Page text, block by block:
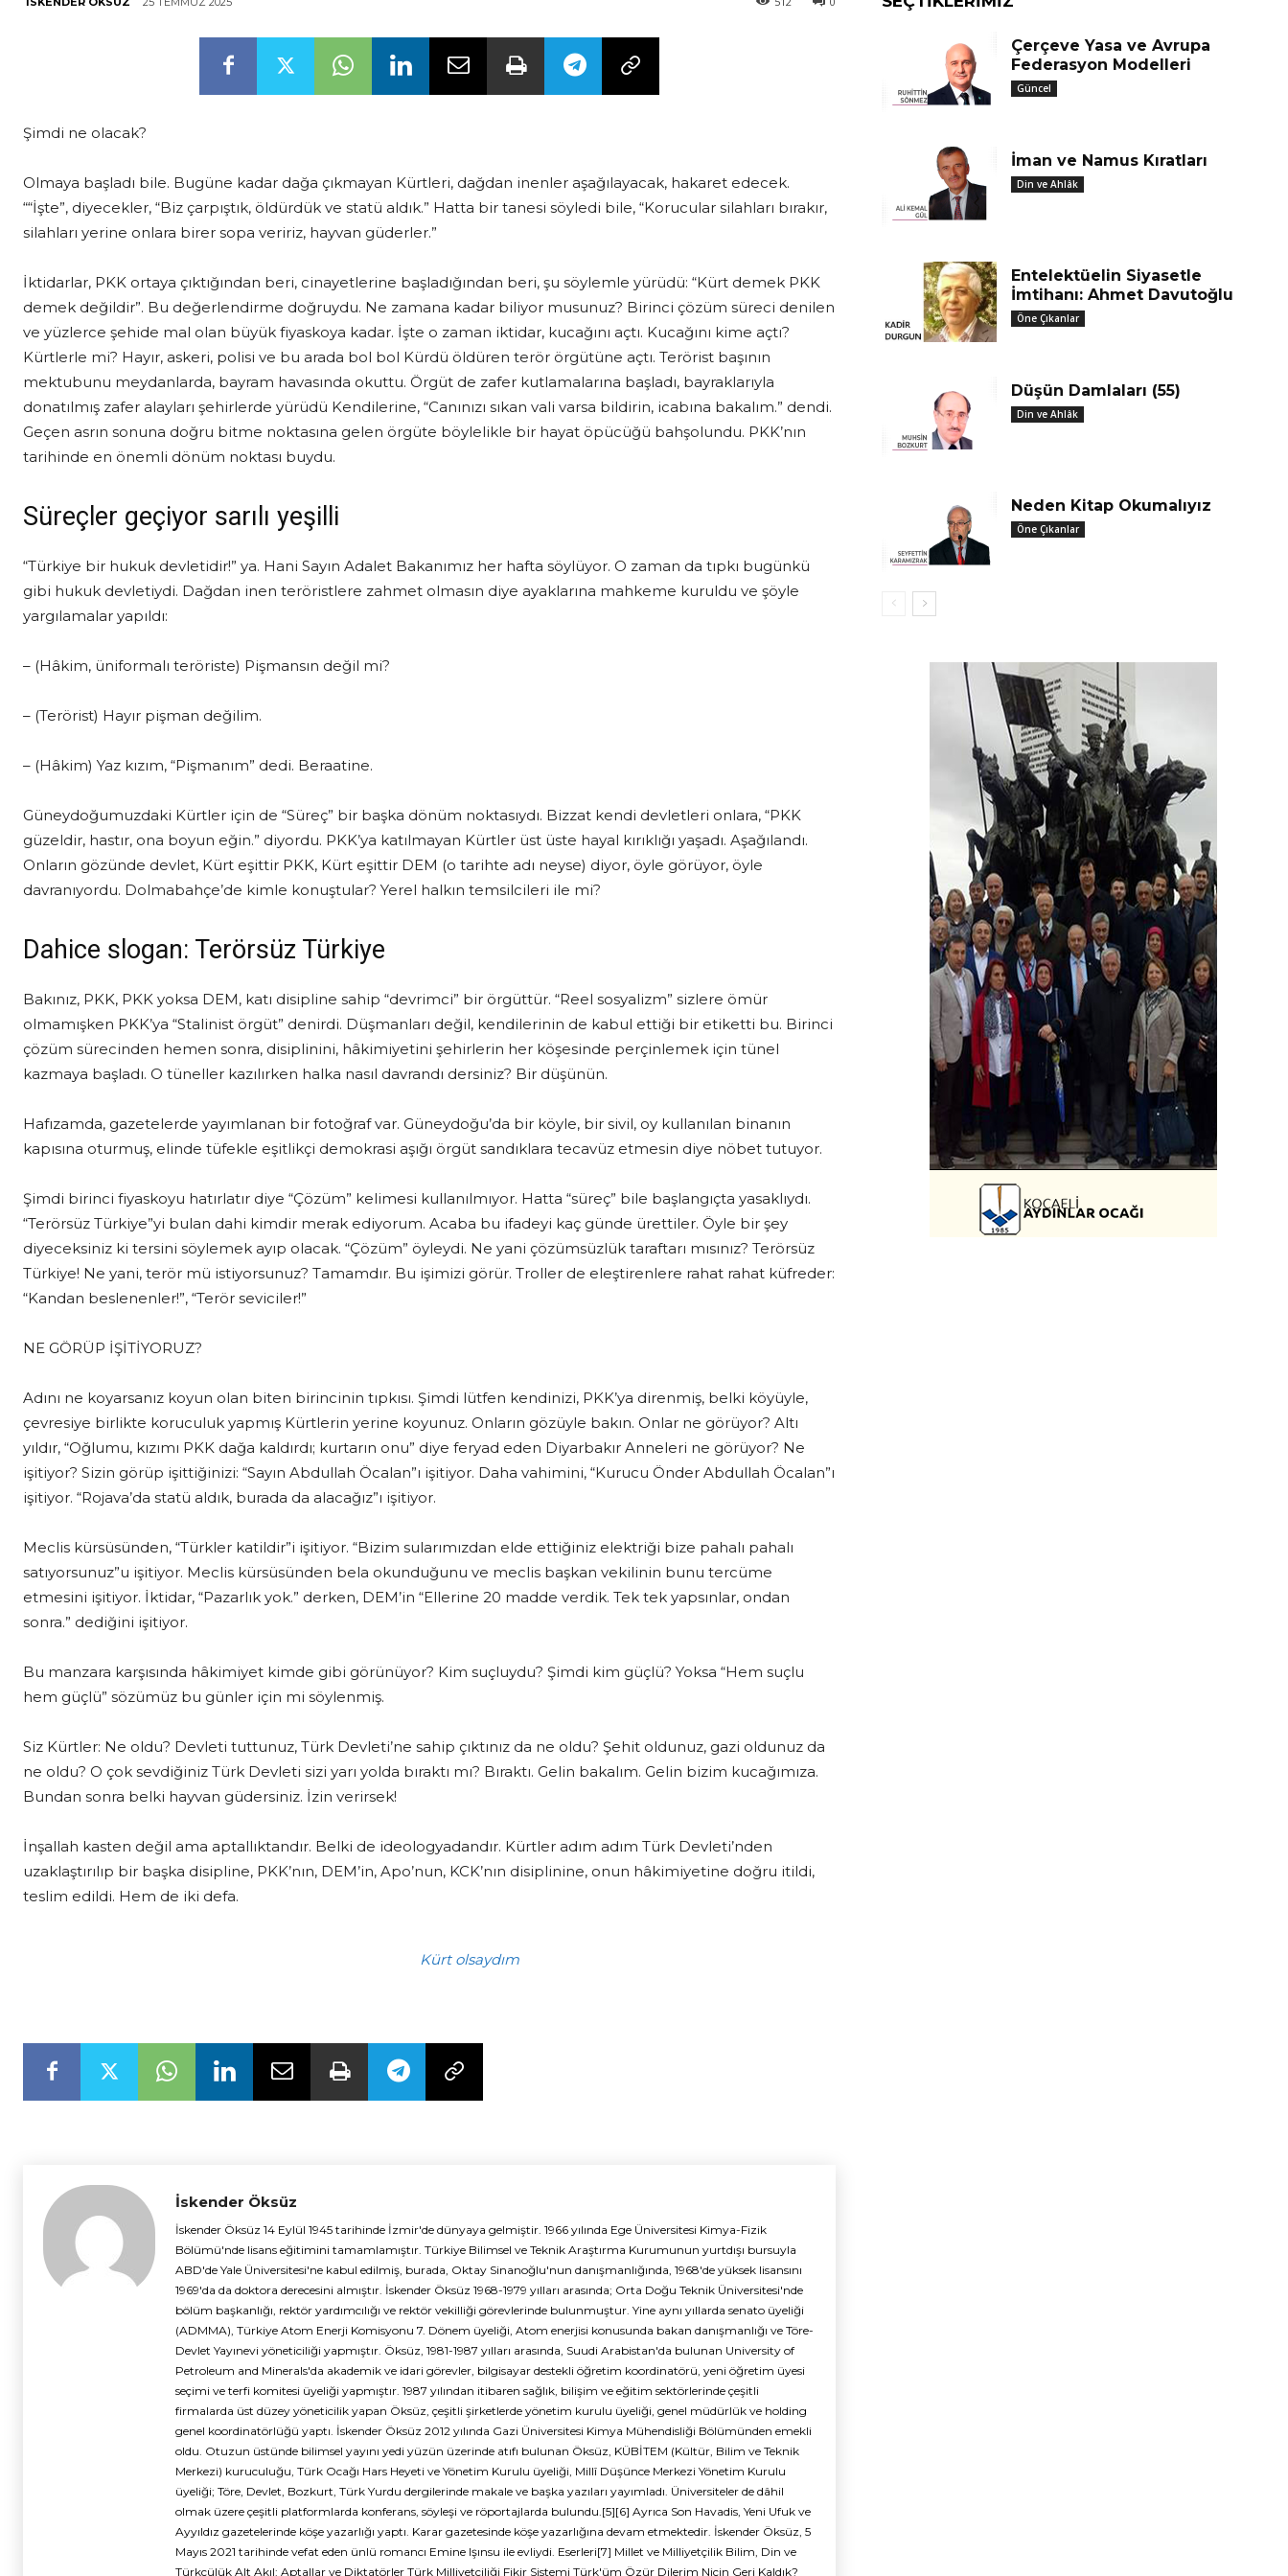
Şimdi ne olacak?
Olmaya başladı bile. Bugüne kadar dağa çıkmayan Kürtleri, dağdan inenler aşağılayacak, hakaret edecek.
““İşte”, diyecekler, “Biz çarpıştık, öldürdük ve statü aldık.” Hatta bir tanesi söyledi bile, “Korucular silahları bırakır,
silahları yerine onlara birer sopa veririz, hayvan güderler.”
İktidarlar, PKK ortaya çıktığından beri, cinayetlerine başladığından beri, şu söylemle yürüdü: “Kürt demek PKK
demek değildir”. Bu değerlendirme doğruydu. Ne zamana kadar biliyor musunuz? Birinci çözüm süreci denilen
ve yüzlerce şehide mal olan büyük fiyaskoya kadar. İşte o zaman iktidar, kucağını açtı. Kucağını kime açtı?
Kürtlerle mi? Hayır, askeri, polisi ve bu arada bol bol Kürdü öldüren terör örgütüne açtı. Terörist başının
mektubunu meydanlarda, bayram havasında okuttu. Örgüt de zafer kutlamalarına başladı, bayraklarıyla
donatılmış zafer alayları şehirlerde yürüdü Kendilerine, “Canınızı sıkan vali varsa bildirin, icabına bakalım.” dendi.
Geçen asrın sonuna doğru bitme noktasına gelen örgüte böylelikle bir hayat öpücüğü bahşolundu. PKK’nın
tarihinde en önemli dönüm noktası buydu.
Süreçler geçiyor sarılı yeşilli
“Türkiye bir hukuk devletidir!” ya. Hani Sayın Adalet Bakanımız her hafta söylüyor. O zaman da tıpkı bugünkü
gibi hukuk devletiydi. Dağdan inen teröristlere zahmet olmasın diye ayaklarına mahkeme kuruldu ve şöyle
yargılamalar yapıldı:
– (Hâkim, üniformalı teröriste) Pişmansın değil mi?
– (Terörist) Hayır pişman değilim.
– (Hâkim) Yaz kızım, “Pişmanım” dedi. Beraatine.
Güneydoğumuzdaki Kürtler için de “Süreç” bir başka dönüm noktasıydı. Bizzat kendi devletleri onlara, “PKK
güzeldir, hastır, ona boyun eğin.” diyordu. PKK’ya katılmayan Kürtler üst üste hayal kırıklığı yaşadı. Aşağılandı.
Onların gözünde devlet, Kürt eşittir PKK, Kürt eşittir DEM (o tarihte adı neyse) diyor, öyle görüyor, öyle
davranıyordu. Dolmabahçe’de kimle konuştular? Yerel halkın temsilcileri ile mi?
Dahice slogan: Terörsüz Türkiye
Bakınız, PKK, PKK yoksa DEM, katı disipline sahip “devrimci” bir örgüttür. “Reel sosyalizm” sizlere ömür
olmamışken PKK’ya “Stalinist örgüt” denirdi. Düşmanları değil, kendilerinin de kabul ettiği bir etiketti bu. Birinci
çözüm sürecinden hemen sonra, disiplinini, hâkimiyetini şehirlerin her köşesinde perçinlemek için tünel
kazmaya başladı. O tüneller kazılırken halka nasıl davrandı dersiniz? Bir düşünün.
Hafızamda, gazetelerde yayımlanan bir fotoğraf var. Güneydoğu’da bir köyle, bir sivil, oy kullanılan binanın
kapısına oturmuş, elinde tüfekle eşitlikçi demokrasi aşığı örgüt sandıklara tecavüz etmesin diye nöbet tutuyor.
Şimdi birinci fiyaskoyu hatırlatır diye “Çözüm” kelimesi kullanılmıyor. Hatta “süreç” bile başlangıçta yasaklıydı.
“Terörsüz Türkiye”yi bulan dahi kimdir merak ediyorum. Acaba bu ifadeyi kaç günde ürettiler. Öyle bir şey
diyeceksiniz ki tersini söylemek ayıp olacak. “Çözüm” öyleydi. Ne yani çözümsüzlük taraftarı mısınız? Terörsüz
Türkiye! Ne yani, terör mü istiyorsunuz? Tamamdır. Bu işimizi görür. Troller de eleştirenlere rahat rahat küfreder:
“Kandan beslenenler!”, “Terör seviciler!”
NE GÖRÜP İŞİTİYORUZ?
Adını ne koyarsanız koyun olan biten birincinin tıpkısı. Şimdi lütfen kendinizi, PKK’ya direnmiş, belki köyüyle,
çevresiye birlikte koruculuk yapmış Kürtlerin yerine koyunuz. Onların gözüyle bakın. Onlar ne görüyor? Altı
yıldır, “Oğlumu, kızımı PKK dağa kaldırdı; kurtarın onu” diye feryad eden Diyarbakır Anneleri ne görüyor? Ne
işitiyor? Sizin görüp işittiğinizi: “Sayın Abdullah Öcalan”ı işitiyor. Daha vahimini, “Kurucu Önder Abdullah Öcalan”ı
işitiyor. “Rojava’da statü aldık, burada da alacağız”ı işitiyor.
Meclis kürsüsünden, “Türkler katildir”i işitiyor. “Bizim sularımızdan elde ettiğiniz elektriği bize pahalı pahalı
satıyorsunuz”u işitiyor. Meclis kürsüsünden bela okunduğunu ve meclis başkan vekilinin bunu tercüme
etmesini işitiyor. İktidar, “Pazarlık yok.” derken, DEM’in “Ellerine 20 madde verdik. Tek tek yapsınlar, ondan
sonra.” dediğini işitiyor.
Bu manzara karşısında hâkimiyet kimde gibi görünüyor? Kim suçluydu? Şimdi kim güçlü? Yoksa “Hem suçlu
hem güçlü” sözümüz bu günler için mi söylenmiş.
Siz Kürtler: Ne oldu? Devleti tuttunuz, Türk Devleti’ne sahip çıktınız da ne oldu? Şehit oldunuz, gazi oldunuz da
ne oldu? O çok sevdiğiniz Türk Devleti sizi yarı yolda bıraktı mı? Bıraktı. Gelin bakalım. Gelin bizim kucağımıza.
Bundan sonra belki hayvan güdersiniz. İzin verirsek!
İnşallah kasten değil ama aptallıktandır. Belki de ideologyadandır. Kürtler adım adım Türk Devleti’nden
uzaklaştırılıp bir başka disipline, PKK’nın, DEM’in, Apo’nun, KCK’nın disiplinine, onun hâkimiyetine doğru itildi,
teslim edildi. Hem de iki defa.
Kürt olsaydım
İskender Öksüz
İskender Öksüz 14 Eylül 1945 tarihinde İzmir'de dünyaya gelmiştir. 1966 yılında Ege Üniversitesi Kimya-Fizik
Bölümü'nde lisans eğitimini tamamlamıştır. Türkiye Bilimsel ve Teknik Araştırma Kurumunun yurtdışı bursuyla
ABD'de Yale Üniversitesi'ne kabul edilmiş, burada, Oktay Sinanoğlu'nun danışmanlığında, 1968'de yüksek lisansını
1969'da da doktora derecesini almıştır. İskender Öksüz 1968-1979 yılları arasında; Orta Doğu Teknik Üniversitesi'nde
bölüm başkanlığı, rektör yardımcılığı ve rektör vekilliği görevlerinde bulunmuştur. Yine aynı yıllarda senato üyeliği
(ADMMA), Türkiye Atom Enerji Komisyonu 7. Dönem üyeliği, Atom enerjisi konusunda bakan danışmanlığı ve Töre-
Devlet Yayınevi yöneticiliği yapmıştır. Öksüz, 1981-1987 yılları arasında, Suudi Arabistan'da bulunan University of
Petroleum and Minerals'da akademik ve idari görevler, bilgisayar destekli öğretim koordinatörü, yeni öğretim üyesi
seçimi ve terfi komitesi üyeliği yapmıştır. 1987 yılından itibaren sağlık, bilişim ve eğitim sektörlerinde çeşitli
firmalarda üst düzey yöneticilik yapan Öksüz, çeşitli şirketlerde yönetim kurulu üyeliği, genel müdürlük ve holding
genel koordinatörlüğü yaptı. İskender Öksüz 2012 yılında Gazi Üniversitesi Kimya Mühendisliği Bölümünden emekli
oldu. Otuzun üstünde bilimsel yayını yedi yüzün üzerinde atıfı bulunan Öksüz, KÜBİTEM (Kültür, Bilim ve Teknik
Merkezi) kuruculuğu, Türk Ocağı Hars Heyeti ve Yönetim Kurulu üyeliği, Millî Düşünce Merkezi Yönetim Kurulu
üyeliği; Töre, Devlet, Bozkurt, Türk Yurdu dergilerinde makale ve başka yazıları yayımladı. Üniversiteler de dâhil
olmak üzere çeşitli platformlarda konferans, söyleşi ve röportajlarda bulundu.[5][6] Ayrıca Son Havadis, Yeni Ufuk ve
Ayyıldız gazetelerinde köşe yazarlığı yaptı. Karar gazetesinde köşe yazarlığına devam etmektedir. İskender Öksüz, 5
Mayıs 2021 tarihinde vefat eden ünlü romancı Emine Işınsu ile evliydi. Eserleri[7] Millet ve Milliyetçilik Bilim, Din ve
Türkçülük Alt Akıl: Aptallar ve Diktatörler Türk Milliyetçiliği Fikir Sistemi Türk'üm Özür Dilerim Niçin Geri Kaldık?
Çerçeve Yasa ve Avrupa
Federasyon Modelleri
Güncel
İman ve Namus Kıratları
Din ve Ahlâk
Entelektüelin Siyasetle
İmtihanı: Ahmet Davutoğlu
Öne Çıkanlar
Düşün Damlaları (55)
Din ve Ahlâk
Neden Kitap Okumalıyız
Öne Çıkanlar